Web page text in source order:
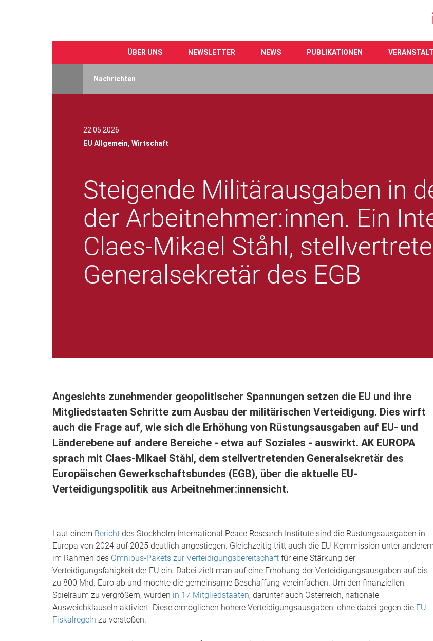
Main
ÜBER UNS NEWSLETTER NEWS PUBLIKATIONEN
Nachrichten
22.05.2026
EU Allgemein, Wirtschaft
Steigende Militärausgaben in
der Arbeitnehmer:innen. Ein
Claes-Mikael Ståhl,
Generalsekretär des EGB
Angesichts zunehmender geopolitischer Spannungen setzen die EU und ihre
Mitgliedstaaten Schritte zum Ausbau der militärischen Verteidigung. Dies wirft
auch die Frage auf, wie sich die Erhöhung von Rüstungsausgaben auf EU- und
Länderebene auf andere Bereiche - etwa auf Soziales - auswirkt. AK EUROPA
sprach mit Claes-Mikael Ståhl, dem stellvertretenden Generalsekretär des
Europäischen Gewerkschaftsbundes (EGB), über die aktuelle EU-
Verteidigungspolitik aus Arbeitnehmer:innensicht.
Laut einem Bericht des Stockholm International Peace Research Institute sind die Rüstungsausgaben in
Europa von 2024 auf 2025 deutlich angestiegen. Gleichzeitig tritt auch die EU-Kommission unter anderem
im Rahmen des Omnibus-Pakets zur Verteidigungsbereitschaft für eine Stärkung der
Verteidigungsfähigkeit der EU ein. Dabei zielt man auf eine Erhöhung der Verteidigungsausgaben auf bis
zu 800 Mrd. Euro ab und möchte die gemeinsame Beschaffung vereinfachen. Um den finanziellen
Spielraum zu vergrößern, wurden in 17 Mitgliedstaaten, darunter auch Österreich, nationale
Ausweichklauseln aktiviert. Diese ermöglichen höhere Verteidigungsausgaben, ohne dabei gegen die EU-
Fiskalregeln zu verstoßen.